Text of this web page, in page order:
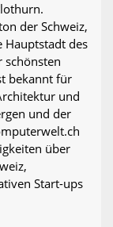
der Schweiz,
Hauptstadt des
schönsten
bekannt für
und
und der
über
Start-ups